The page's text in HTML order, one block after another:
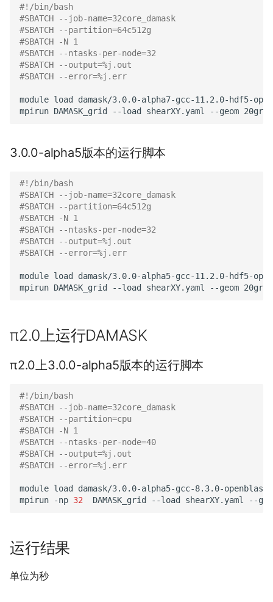
#!/bin/bash
#SBATCH --job-name=32core_damask
#SBATCH --partition=64c512g
#SBATCH -N 1
#SBATCH --ntasks-per-node=32
#SBATCH --output=%j.out
#SBATCH --error=%j.err
module load
damask/3.0.0-alpha7-gcc-11.2.0-hdf5-
mpirun DAMASK_grid --load shearXY.yaml --geom
3.0.0-alpha5版本的运行脚本
#!/bin/bash
#SBATCH --job-name=32core_damask
#SBATCH --partition=64c512g
#SBATCH -N 1
#SBATCH --ntasks-per-node=32
#SBATCH --output=%j.out
#SBATCH --error=%j.err
module load
damask/3.0.0-alpha5-gcc-11.2.0-hdf5-
mpirun DAMASK_grid --load shearXY.yaml --geom
π2.0上运行DAMASK
π2.0上3.0.0-alpha5版本的运行脚本
#!/bin/bash
#SBATCH --job-name=32core_damask
#SBATCH --partition=cpu
#SBATCH -N 1
#SBATCH --ntasks-per-node=40
#SBATCH --output=%j.out
#SBATCH --error=%j.err
module load
damask/3.0.0-alpha5-gcc-8.3.0-openblas
mpirun
-np 32 DAMASK_grid --load shearXY.yaml --
运行结果
单位为秒